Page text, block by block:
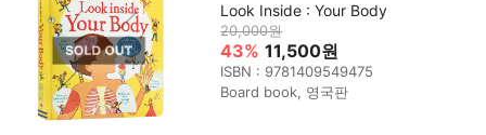
Look Inside : Your Body
20,000원
43% 11,500원
ISBN : 9781409549475
Board book, 영국판